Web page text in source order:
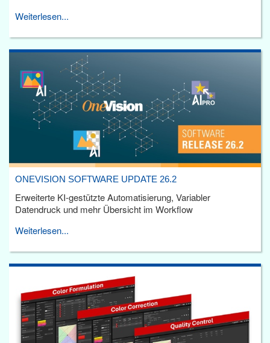
Weiterlesen...
ONEVISION SOFTWARE UPDATE 26.2
Erweiterte KI-gestützte Automatisierung, Variabler
Datendruck und mehr Übersicht im Workflow
Weiterlesen...